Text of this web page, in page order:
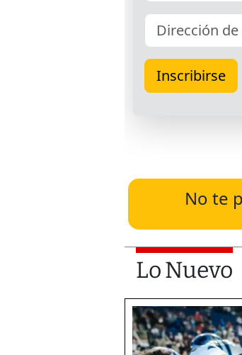
No te
Lo Nuevo